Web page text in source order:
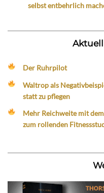
selbst entbehrlich
Der Ruhrpilot
Waltrop als
statt zu pflegen
Mehr Reichweite mit
zum rollenden